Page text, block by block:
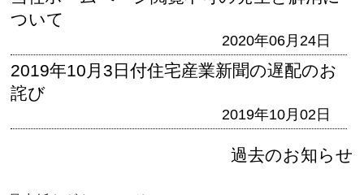
ついて
2020年06月24日
2019年10月3日付住宅産業新聞の遅配のお
詫び
2019年10月02日
過去のお知らせ